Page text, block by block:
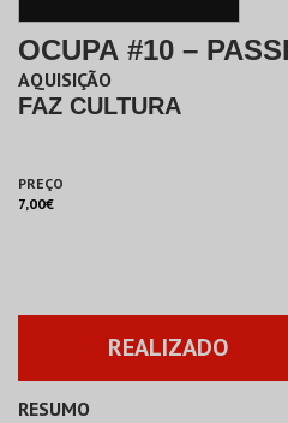
OCUPA #10 –
AQUISIÇÃO
FAZ CULTURA
PREÇO
7,00€
REALIZADO
RESUMO